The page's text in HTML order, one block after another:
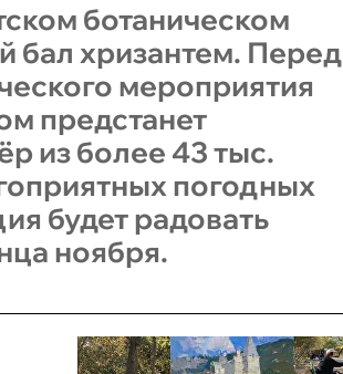
ботаническом
бал хризантем. Перед
мероприятия
предстанет
из более 43 тыс.
погодных
будет радовать
ноября.